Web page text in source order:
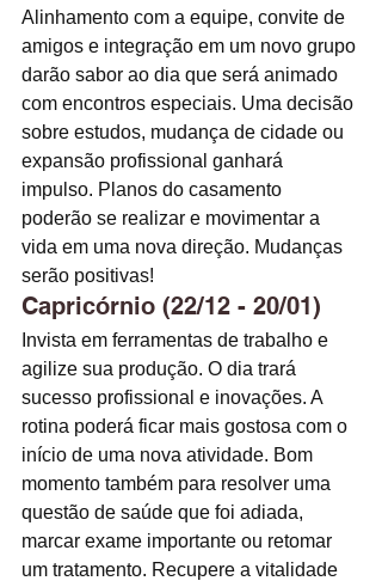
Alinhamento com a equipe, convite de
amigos e integração em um novo grupo
darão sabor ao dia que será animado
com encontros especiais. Uma decisão
sobre estudos, mudança de cidade ou
expansão profissional ganhará
impulso. Planos do casamento
poderão se realizar e movimentar a
vida em uma nova direção. Mudanças
serão positivas!
Capricórnio (22/12 - 20/01)
Invista em ferramentas de trabalho e
agilize sua produção. O dia trará
sucesso profissional e inovações. A
rotina poderá ficar mais gostosa com o
início de uma nova atividade. Bom
momento também para resolver uma
questão de saúde que foi adiada,
marcar exame importante ou retomar
um tratamento. Recupere a vitalidade